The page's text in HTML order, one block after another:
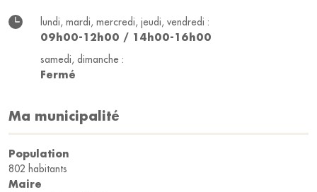
lundi, mardi, mercredi, jeudi, vendredi :
09h00-12h00 / 14h00-16h00
samedi, dimanche :
Fermé
Ma municipalité
Population
802 habitants
Maire